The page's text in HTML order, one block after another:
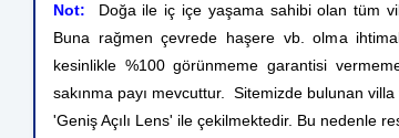
Not:
Doğa ile iç içe yaşama sahibi olan tüm
Buna rağmen çevrede haşere vb. olma
kesinlikle %100 görünmeme garantisi
sakınma payı mevcuttur.
Sitemizde bulunan villa
'Geniş Açılı Lens' ile çekilmektedir. Bu nedenle